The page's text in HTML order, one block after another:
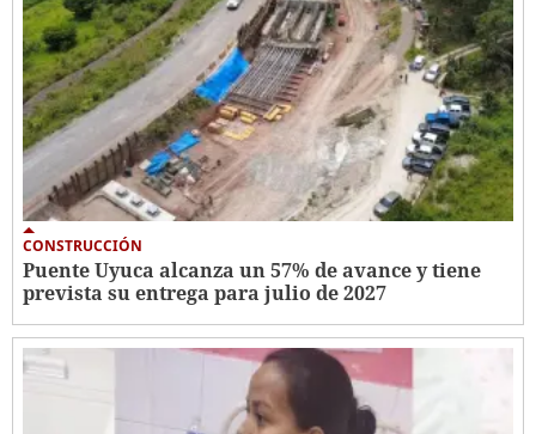
CONSTRUCCIÓN
Puente Uyuca alcanza un 57% de avance y tiene
prevista su entrega para julio de 2027